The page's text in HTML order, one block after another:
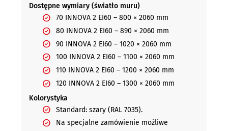
Dostępne wymiary (światło muru)
70 INNOVA 2 EI60 – 800 × 2060 mm
80 INNOVA 2 EI60 – 890 × 2060 mm
90 INNOVA 2 EI60 – 1020 × 2060 mm
100 INNOVA 2 EI60 – 1100 × 2060 mm
110 INNOVA 2 EI60 – 1200 × 2060 mm
120 INNOVA 2 EI60 – 1300 × 2060 mm
Kolorystyka
Standard: szary (RAL 7035).
Na specjalne zamówienie możliwe